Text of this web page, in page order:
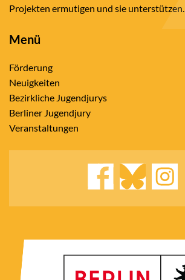
Projekten ermutigen und sie unterstützen.
Menü
Förderung
Neuigkeiten
Bezirkliche Jugendjurys
Berliner Jugendjury
Veranstaltungen